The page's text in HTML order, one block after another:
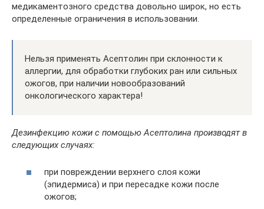
медикаментозного средства довольно широк, но есть
определенные ограничения в использовании.
Нельзя применять Асептолин при склонности к
аллергии, для обработки глубоких ран или сильных
ожогов, при наличии новообразований
онкологического характера!
Дезинфекцию кожи с помощью Асептолина производят в
следующих случаях:
при повреждении верхнего слоя кожи
(эпидермиса) и при пересадке кожи после
ожогов;